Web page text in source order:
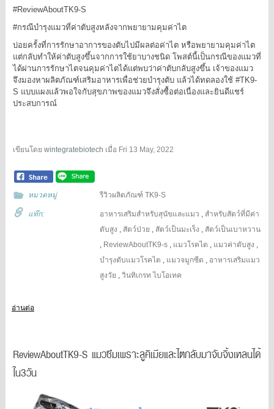
#ReviewAboutTK9-S
#กรณีบำรุงแมวที่ค่าตับสูงหลังจากพยายามคุมค่าไต
บ่อยครั้งที่การรักษาอาการของตับไปมีผลต่อค่าไต หรือพยายามคุมค่าไต
แต่กลับทำให้ค่าตับสูงขึ้นจากการใช้ยาบางชนิด โพสต์นี้เป็นกรณีของแมวที่
ได้ผ่านการรักษาไตจนคุมค่าไตได้แต่พบว่าค่าตับกลับสูงขึ้น เจ้าของแมว
จึงมองหาผลิตภัณฑ์เสริมอาหารเพื่อช่วยบำรุงตับ แล้วได้ทดลองใช้ #TK9-
S แบบแผงแล้วพอใจกับสุขภาพของแมวจึงสั่งซื้อต่อเนื่องและยินดีแชร์
ประสบการณ์
เขียนโดย wintegratebiotech เมื่อ Fri 13 May, 2022
หมวดหมู่ รีวิวผลิตภัณฑ์ TK9-S
แท๊ก: อาหารเสริมสำหรับสุนัขและแมว , สำหรับสัตว์ที่มีค่า
ตับสูง , สัตว์ป่วย , สัตว์เป็นมะเร็ง , สัตว์เป็นเบาหวาน
, ReviewAboutTK9-s , แมวโรคไต , แมวค่าตับสูง ,
บำรุงตับแมวโรคไต , แมวจมูกซีด , อาหารเสริมแมว
สูงวัย ,วินทิเกรท ไบโอเทค
อ่านต่อ
ReviewAboutTK9-S แมวซึมเพราะลูคิเมียและไตกลับมาจับจิ้งเหลนได้
ใน3วัน